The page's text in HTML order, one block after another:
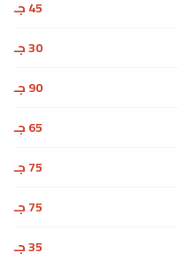
45 جـ
30 جـ
90 جـ
65 جـ
75 جـ
75 جـ
35 جـ